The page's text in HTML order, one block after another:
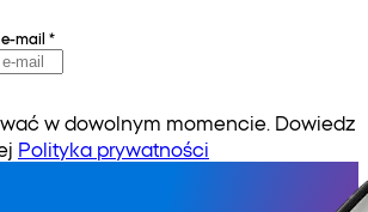
mail *
w dowolnym momencie. Dowiedz
Polityka prywatności